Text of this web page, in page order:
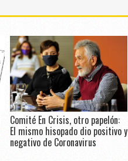
Comité En Crisis, otro papelón:
El mismo hisopado dio positivo y
negativo de Coronavirus